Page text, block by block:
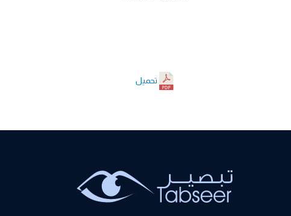
تحميل